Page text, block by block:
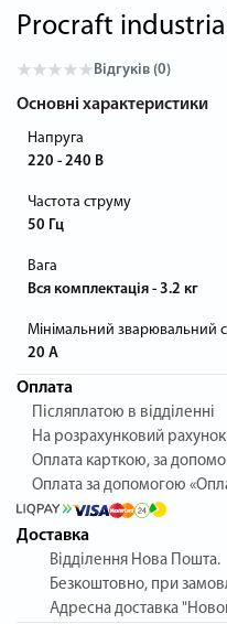
Procraft
Відгуків (0)
Основні характеристики
Напруга
220 - 240 В
Частота струму
50 Гц
Вага
Вся комплектація - 3.2 кг
Мінімальний зварювальний
20 А
Оплата
Післяплатою в відділенні
На розрахунковий
Оплата карткою, за
Оплата за допомогою
Доставка
Відділення Нова Пошта.
Безкоштовно, при
Адресна доставка